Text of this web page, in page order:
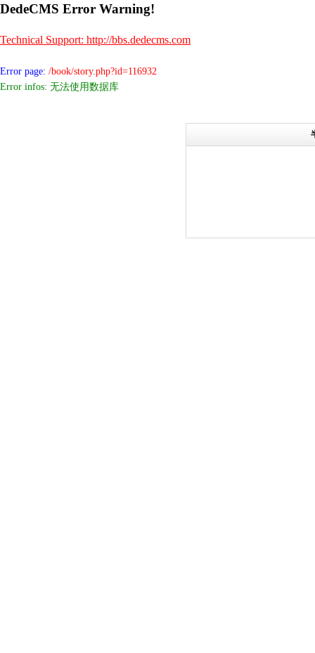
DedeCMS Error Warning!
Technical Support: http://bbs.dedecms.com
Error page: /book/story.php?id=116932
Error infos: 无法使用数据库